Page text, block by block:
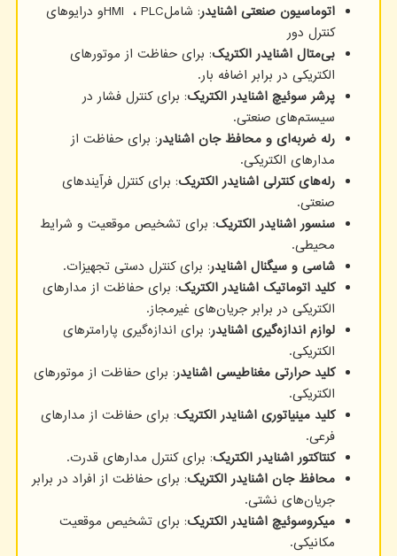
اتوماسیون صنعتی اشنایدر: شاملPLC ، HMIو درایوهای
کنترل دور
بی‌متال اشنایدر الکتریک: برای حفاظت از موتورهای
الکتریکی در برابر اضافه بار.​
پرشر سوئیچ اشنایدر الکتریک: برای کنترل فشار در
سیستم‌های صنعتی.​
رله ضربه‌ای و محافظ جان اشنایدر: برای حفاظت از
مدارهای الکتریکی.​
رله‌های کنترلی اشنایدر الکتریک: برای کنترل فرآیندهای
صنعتی.​
سنسور اشنایدر الکتریک: برای تشخیص موقعیت و شرایط
محیطی.​
شاسی و سیگنال اشنایدر: برای کنترل دستی تجهیزات.​
کلید اتوماتیک اشنایدر الکتریک: برای حفاظت از مدارهای
الکتریکی در برابر جریان‌های غیرمجاز.​
لوازم اندازه‌گیری اشنایدر: برای اندازه‌گیری پارامترهای
الکتریکی.​
کلید حرارتی مغناطیسی اشنایدر: برای حفاظت از موتورهای
الکتریکی.​
کلید مینیاتوری اشنایدر الکتریک: برای حفاظت از مدارهای
فرعی.​
کنتاکتور اشنایدر الکتریک: برای کنترل مدارهای قدرت.​
محافظ جان اشنایدر الکتریک: برای حفاظت از افراد در برابر
جریان‌های نشتی.​
میکروسوئیچ اشنایدر الکتریک: برای تشخیص موقعیت
مکانیکی.​